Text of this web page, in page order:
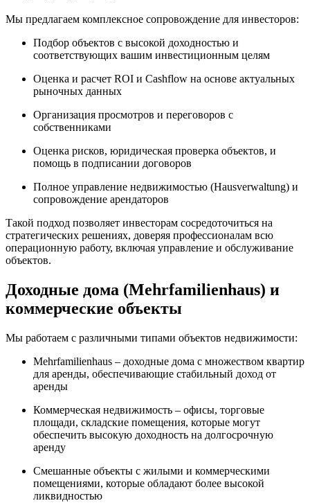
Мы предлагаем комплексное сопровождение для инвесторов:
Подбор объектов с высокой доходностью и
соответствующих вашим инвестиционным целям
Оценка и расчет ROI и Cashflow на основе актуальных
рыночных данных
Организация просмотров и переговоров с
собственниками
Оценка рисков, юридическая проверка объектов, и
помощь в подписании договоров
Полное управление недвижимостью (Hausverwaltung) и
сопровождение арендаторов
Такой подход позволяет инвесторам сосредоточиться на
стратегических решениях, доверяя профессионалам всю
операционную работу, включая управление и обслуживание
объектов.
Доходные дома (Mehrfamilienhaus) и
коммерческие объекты
Мы работаем с различными типами объектов недвижимости:
Mehrfamilienhaus – доходные дома с множеством квартир
для аренды, обеспечивающие стабильный доход от
аренды
Коммерческая недвижимость – офисы, торговые
площади, складские помещения, которые могут
обеспечить высокую доходность на долгосрочную
аренду
Смешанные объекты с жилыми и коммерческими
помещениями, которые обладают более высокой
ликвидностью